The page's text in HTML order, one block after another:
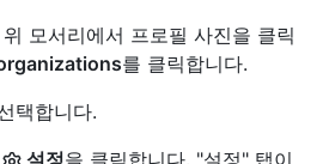
모서리에서 프로필 사진을 클릭
를 클릭합니다.
택합니다.
설정을 클릭합니다. "설정" 탭이